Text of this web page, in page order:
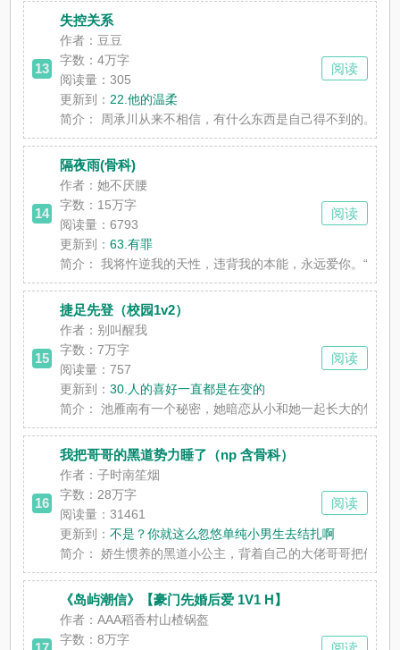
13
失控关系
作者：豆豆
字数：4万字
阅读量：305
更新到： 22.他的温柔
简介：
周承川从来不相信，有什么东西是自己得不到的。直
阅读
14
隔夜雨(骨科)
作者：她不厌腰
字数： 15万字
阅读量：6793
更新到：63.有罪
简介：
我将忤逆我的天性，违背我的本能，永远爱你。“姐。
阅读
15
捷足先登（校园1v2）
作者：别叫醒我
字数：7万字
阅读量：757
更新到：30.人的喜好一直都是在变的
简介：
池雁南有一个秘密，她暗恋从小和她一起长大的竹马
阅读
16
我把哥哥的黑道势力睡了（np 含骨科）
作者：子时南笙烟
字数： 28万字
阅读量：31461
更新到：不是？你就这么忽悠单纯小男生去结扎啊
简介：
娇生惯养的黑道小公主，背着自己的大佬哥哥把他的
阅读
《岛屿潮信》【豪门先婚后爱 1V1 H】
作者：AAA稻香村山楂锅盔
字数：8万字